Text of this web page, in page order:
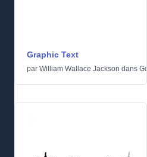
Graphic Text
par William Wallace Jackson dans